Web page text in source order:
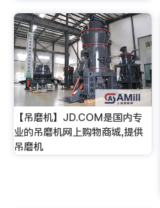
【吊磨机】JD.COM是国内专
业的吊磨机网上购物商城,提供
吊磨机